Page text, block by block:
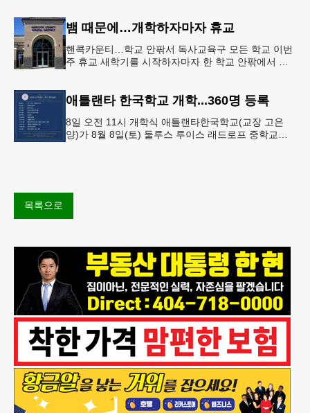
뱀 때문에…개학하자마자 휴교
핸콕카운티…학교 안팎서 독사교육구 모든 학교 이번
주 휴교 새학기를 시작하자마자 한 학교 안팎에서 잇
애틀랜타 한국학교 개학...360명 등록
8일 오전 11시 개학식 애틀랜타한국학교(교장 고은
양)가 8월 8일(토) 둘루스 루이스 래드로프 중학교에
목록으로